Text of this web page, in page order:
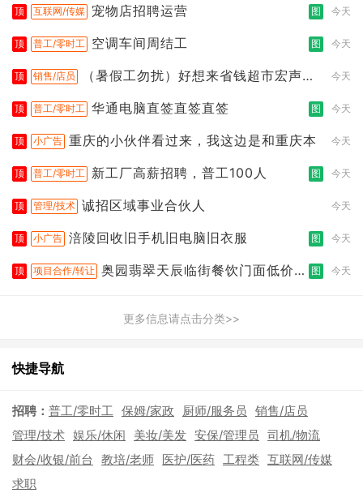
顶 互联网/传媒 宠物店招聘运营 图 今天
顶 普工/零时工 空调车间周结工 图 今天
顶 销售/店员
（暑假工勿扰）好想来省钱超市宏声桥
今天
顶 普工/零时工 华通电脑直签直签直签 图 今天
顶 小广告 重庆的小伙伴看过来，我这边是和重庆本 今天
顶 普工/零时工 新工厂高薪招聘，普工100人 图 今天
顶 管理/技术 诚招区域事业合伙人 今天
顶 小广告 涪陵回收旧手机旧电脑旧衣服 图 今天
顶 项目合作/转让 奥园翡翠天辰临街餐饮门面低价转
图 今天
更多信息请点击分类>>
快捷导航
招聘： 普工/零时工 保姆/家政 厨师/服务员 销售/店员
管理/技术 娱乐/休闲 美妆/美发 安保/管理员 司机/物流
财会/收银/前台 教培/老师 医护/医药 工程类 互联网/传媒
求职